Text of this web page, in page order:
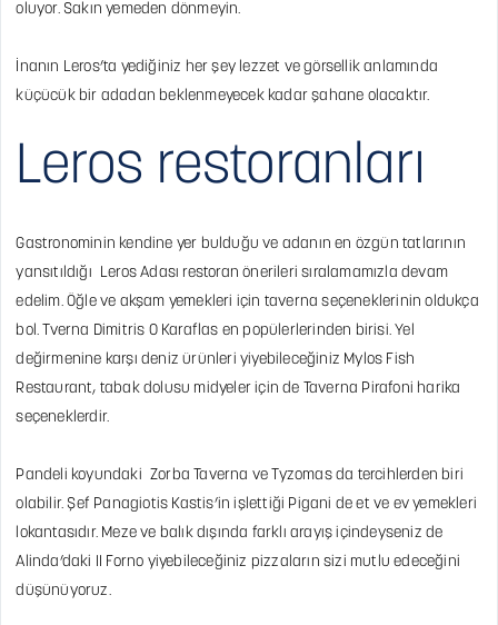
oluyor. Sakın yemeden dönmeyin.
İnanın Leros’ta yediğiniz her şey lezzet ve görsellik anlamında
küçücük bir adadan beklenmeyecek kadar şahane olacaktır.
Leros restoranları
Gastronominin kendine yer bulduğu ve adanın en özgün tatlarının
yansıtıldığı Leros Adası restoran önerileri sıralamamızla devam
edelim. Öğle ve akşam yemekleri için taverna seçeneklerinin oldukça
bol. Tverna Dimitris O Karaflas en popülerlerinden birisi. Yel
değirmenine karşı deniz ürünleri yiyebileceğiniz Mylos Fish
Restaurant, tabak dolusu midyeler için de Taverna Pirafoni harika
seçeneklerdir.
Pandeli koyundaki Zorba Taverna ve Tyzomas da tercihlerden biri
olabilir. Şef Panagiotis Kastis’in işlettiği Pigani de et ve ev yemekleri
lokantasıdır. Meze ve balık dışında farklı arayış içindeyseniz de
Alinda’daki II Forno yiyebileceğiniz pizzaların sizi mutlu edeceğini
düşünüyoruz.